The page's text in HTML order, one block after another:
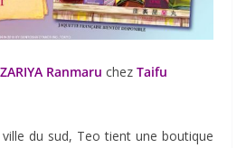
ZARIYA Ranmaru chez Taifu
du sud, Teo tient une boutique